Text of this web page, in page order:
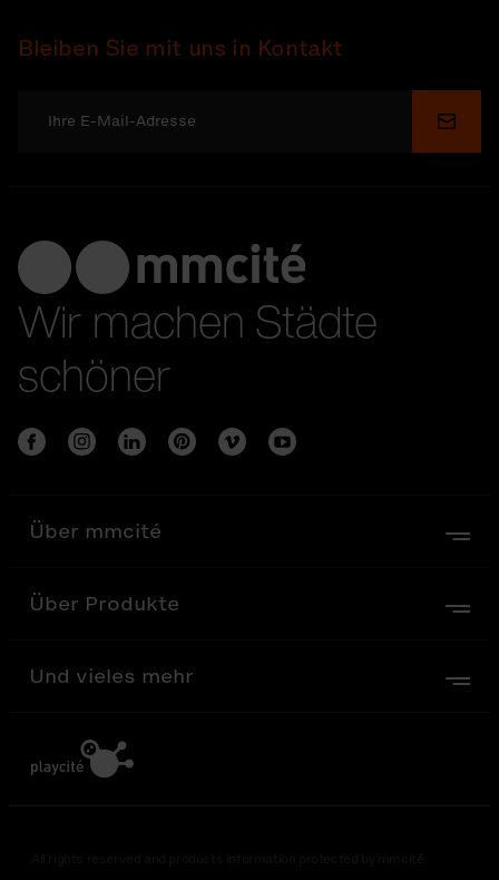
Bleiben Sie mit uns in Kontakt
Wir machen Städte
schöner
Über mmcité
Über Produkte
Und vieles mehr